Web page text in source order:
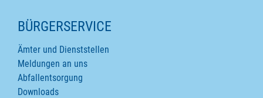
SEITENINHALTE
BÜRGERSERVICE
Ämter und Dienststellen
Meldungen an uns
Abfallentsorgung
Downloads